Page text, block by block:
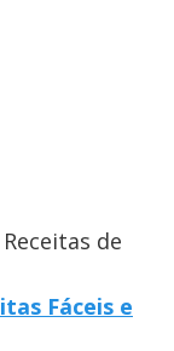
de
Fáceis e